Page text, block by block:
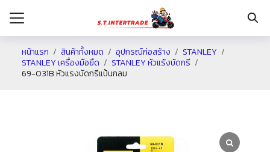
หน้าแรก สินค้าทั้งหมด อุปกรณ์ก่อสร้าง
STANLEY
STANLEY เครื่องมือยึด
STANLEY หัวแร้งบัดกรี
69-031B หัวแรงบัดกรีแป้นกลม